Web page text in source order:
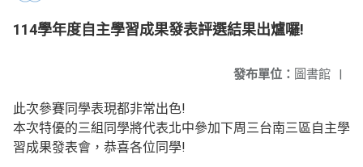
114學年度自主學習成果發表評選結果出爐囉!
發布單位： 圖書館 |
此次參賽同學表現都非常出色!
本次特優的三組同學將代表北中參加下周三台南三區自主學
習成果發表會，恭喜各位同學!